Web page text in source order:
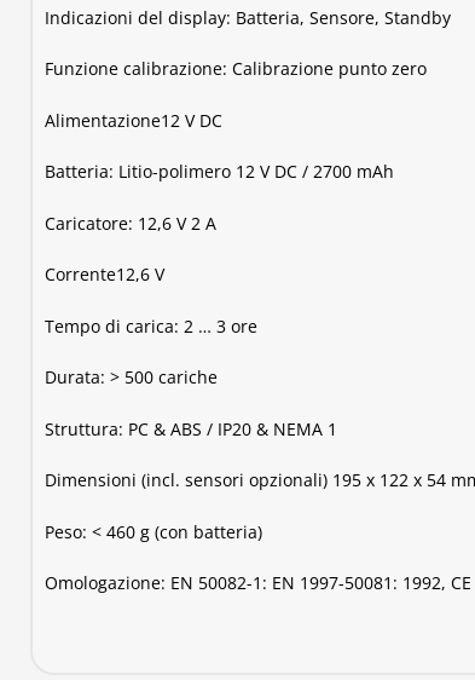
Indicazioni del display: Batteria, Sensore, Standby
Funzione calibrazione: Calibrazione punto zero
Alimentazione12 V DC
Batteria: Litio-polimero 12 V DC / 2700 mAh
Caricatore: 12,6 V 2 A
Corrente12,6 V
Tempo di carica: 2 … 3 ore
Durata: > 500 cariche
Struttura: PC & ABS / IP20 & NEMA 1
Dimensioni (incl. sensori opzionali) 195 x 122 x 54
Peso: < 460 g (con batteria)
Omologazione: EN 50082-1: EN 1997-50081: 1992, CE